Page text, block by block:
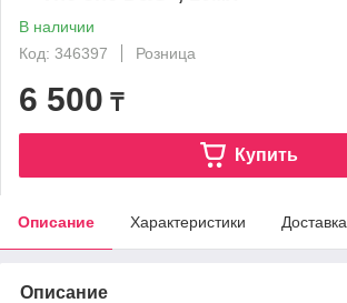
В наличии
Код: 346397
Розница
6 500 ₸
Купить
Описание Характеристики Доставка
Описание